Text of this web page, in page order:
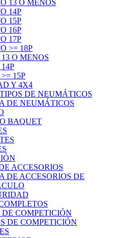
13 O MENOS
14P
15P
16P
17P
>= 18P
O MENOS
15P
Y 4X4
DE NEUMÁTICOS
DE NEUMÁTICOS
BAQUET
ACCESORIOS
DE ACCESORIOS DE
DE COMPETICIÓN
DE COMPETICIÓN